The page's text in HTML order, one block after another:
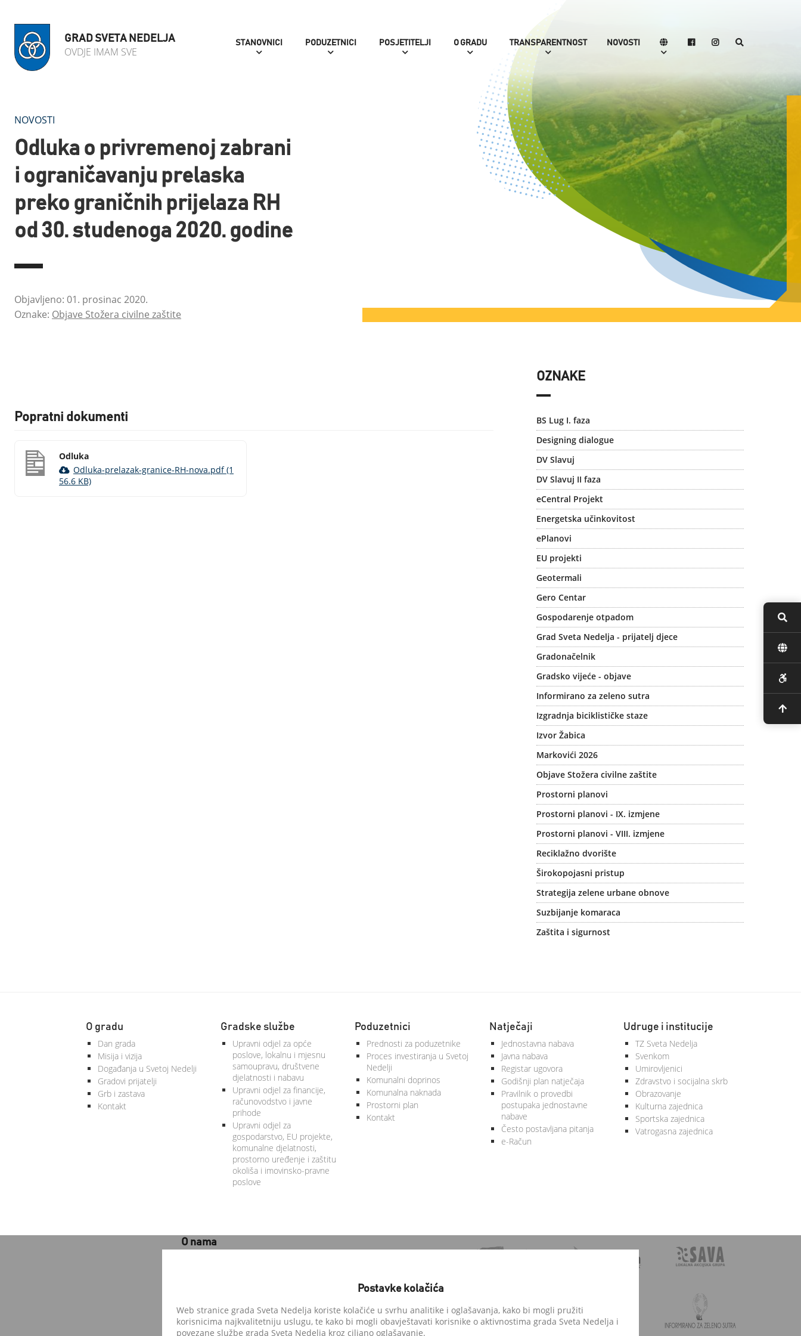
GRAD SVETA NEDELJA
OVDJE IMAM SVE
STANOVNICI PODUZETNICI POSJETITELJI O GRADU TRANSPARENTNOST NOVOSTI
NOVOSTI
Odluka o privremenoj zabrani
i ograničavanju prelaska
preko graničnih prijelaza RH
od 30. studenoga 2020. godine
Objavljeno: 01. prosinac 2020.
Oznake: Objave Stožera civilne zaštite
Popratni dokumenti
Odluka
Odluka-prelazak-granice-RH-nova.pdf (1
56.6 KB)
OZNAKE
BS Lug I. faza
Designing dialogue
DV Slavuj
DV Slavuj II faza
eCentral Projekt
Energetska učinkovitost
ePlanovi
EU projekti
Geotermali
Gero Centar
Gospodarenje otpadom
Grad Sveta Nedelja - prijatelj djece
Gradonačelnik
Gradsko vijeće - objave
Informirano za zeleno sutra
Izgradnja biciklističke staze
Izvor Žabica
Markovići 2026
Objave Stožera civilne zaštite
Prostorni planovi
Prostorni planovi - IX. izmjene
Prostorni planovi - VIII. izmjene
Reciklažno dvorište
Širokopojasni pristup
Strategija zelene urbane obnove
Suzbijanje komaraca
Zaštita i sigurnost
O gradu
Dan grada
Misija i vizija
Događanja u Svetoj Nedelji
Gradovi prijatelji
Grb i zastava
Kontakt
Gradske službe
Upravni odjel za opće
poslove, lokalnu i mjesnu
samoupravu, društvene
djelatnosti i nabavu
Upravni odjel za financije,
računovodstvo i javne
prihode
Upravni odjel za
gospodarstvo, EU projekte,
komunalne djelatnosti,
prostorno uređenje i zaštitu
okoliša i imovinsko-pravne
poslove
Poduzetnici
Prednosti za poduzetnike
Proces investiranja u Svetoj
Nedelji
Komunalni doprinos
Komunalna naknada
Prostorni plan
Kontakt
Natječaji
Jednostavna nabava
Javna nabava
Registar ugovora
Godišnji plan natječaja
Pravilnik o provedbi
postupaka jednostavne
nabave
Često postavljana pitanja
e-Račun
Udruge i institucije
TZ Sveta Nedelja
Svenkom
Umirovljenici
Zdravstvo i socijalna skrb
Obrazovanje
Kulturna zajednica
Sportska zajednica
Vatrogasna zajednica
O nama
OIB: 24436052952
e-mail:ured@grad-svetanedelja.hr
Postavke kolačića
Web stranice grada Sveta Nedelja koriste kolačiće u svrhu analitike i oglašavanja, kako bi mogli pružiti
korisnicima najkvalitetniju uslugu, te kako bi mogli obavještavati korisnike o aktivnostima grada Sveta Nedelja i
povezane službe grada Sveta Nedelja kroz ciljano oglašavanje.